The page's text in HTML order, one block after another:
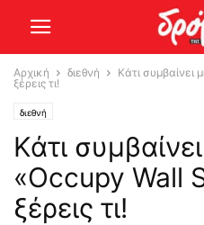
Αρχική διεθνή
Κάτι συμβαίνει
ξέρεις τι!
διεθνή
Κάτι
«Occupy Wall
ξέρεις τι!